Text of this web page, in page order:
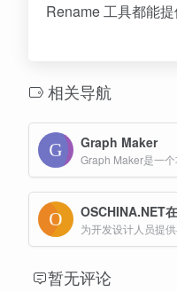
Rename 工具都能
相关导航
Graph Maker
OSCHINA.NET
为开发设计人员提
暂无评论